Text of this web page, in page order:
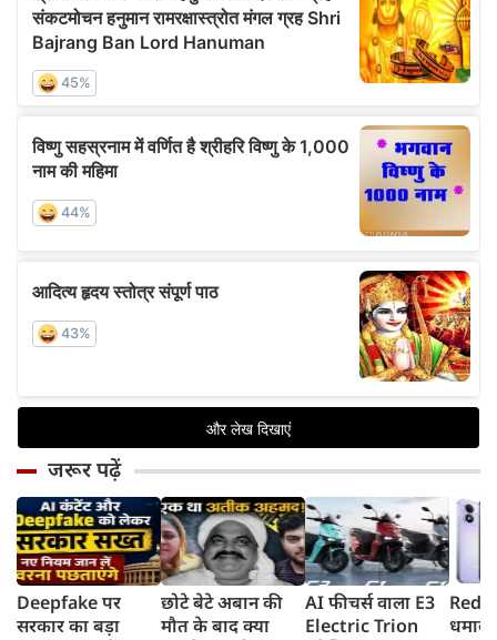
जरूर पढ़ें
Deepfake पर
सरकार का बड़ा
छोटे बेटे अबान की
मौत के बाद क्या
AI फीचर्स वाला E3
Electric Trion